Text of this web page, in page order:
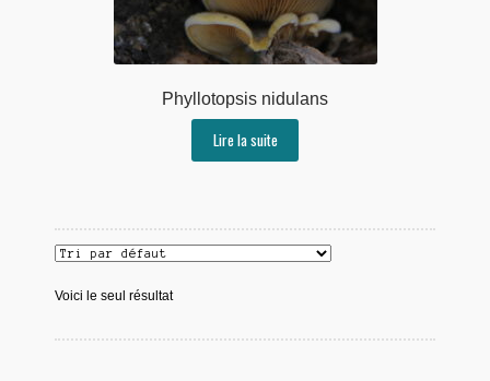
Phyllotopsis nidulans
Lire la suite
Voici le seul résultat